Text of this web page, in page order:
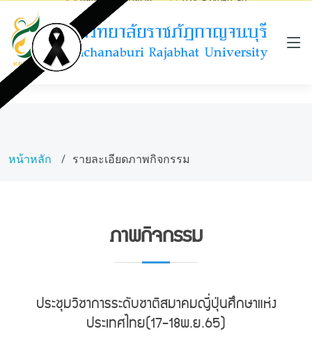
saraban@kru.ac.th 034-534059-60
หน้าหลัก รายละเอียดภาพกิจกรรม
ภาพกิจกรรม
ประชุมวิชาการระดับชาติสมาคมญี่ปุ่นศึกษาแห่ง
ประเทศไทย(17-18พ.ย.65)